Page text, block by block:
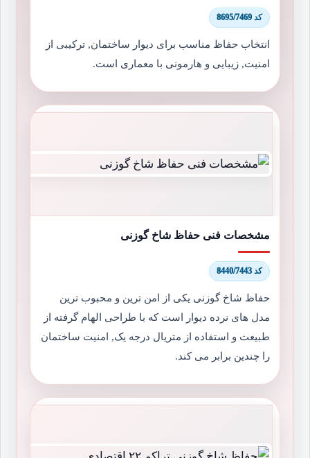
کد 8695/7469
انتخاب حفاظ مناسب برای دیوار ساختمان, ترکیبی از
امنیت, زیبایی و هارمونی با معماری است.
مشخصات فنی حفاظ شاخ گوزنی
کد 8440/7443
حفاظ شاخ گوزنی یکی از امن ترین و محبوب ترین
مدل های نرده دیوار است که با طراحی الهام گرفته از
طبیعت و استفاده از متریال درجه یک, امنیت ساختمان
را چندین برابر می کند.